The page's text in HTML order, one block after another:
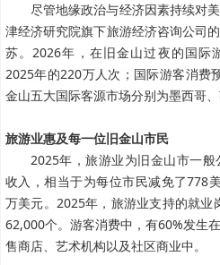
尽管地缘政治与经济因素持续对
津经济研究院旗下旅游经济咨询公司
苏。2026年，在旧金山过夜的国际
2025年的220万人次；国际游客消费
金山五大国际客源市场分别为墨西哥
旅游业惠及每一位旧金山市民
2025年，旅游业为旧金山市一
收入，相当于为每位市民减免了778
万美元。2025年，旅游业支持的就
62,000个。游客消费中，有60%发生
售商店、艺术机构以及社区商业中。